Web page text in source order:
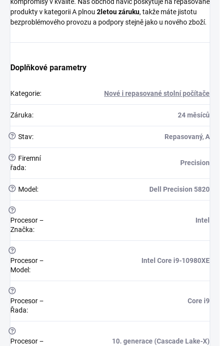
produkty v kategorii A plnou 2letou záruku, takže máte jistotu
bezproblémového provozu a podpory stejně jako u nového zboží.
Doplňkové parametry
Kategorie: Nové i repasované stolní počítače
Záruka: 24 měsíců
? Stav: Repasovaný, A
?
Firemní
řada:
Precision
? Model : Dell Precision 5820
?
Procesor –
Značka:
Intel
?
Procesor –
Model :
Intel Core i9-10980XE
?
Procesor –
Řada:
Core i9
?
Procesor –
10. generace (Cascade Lake-X)